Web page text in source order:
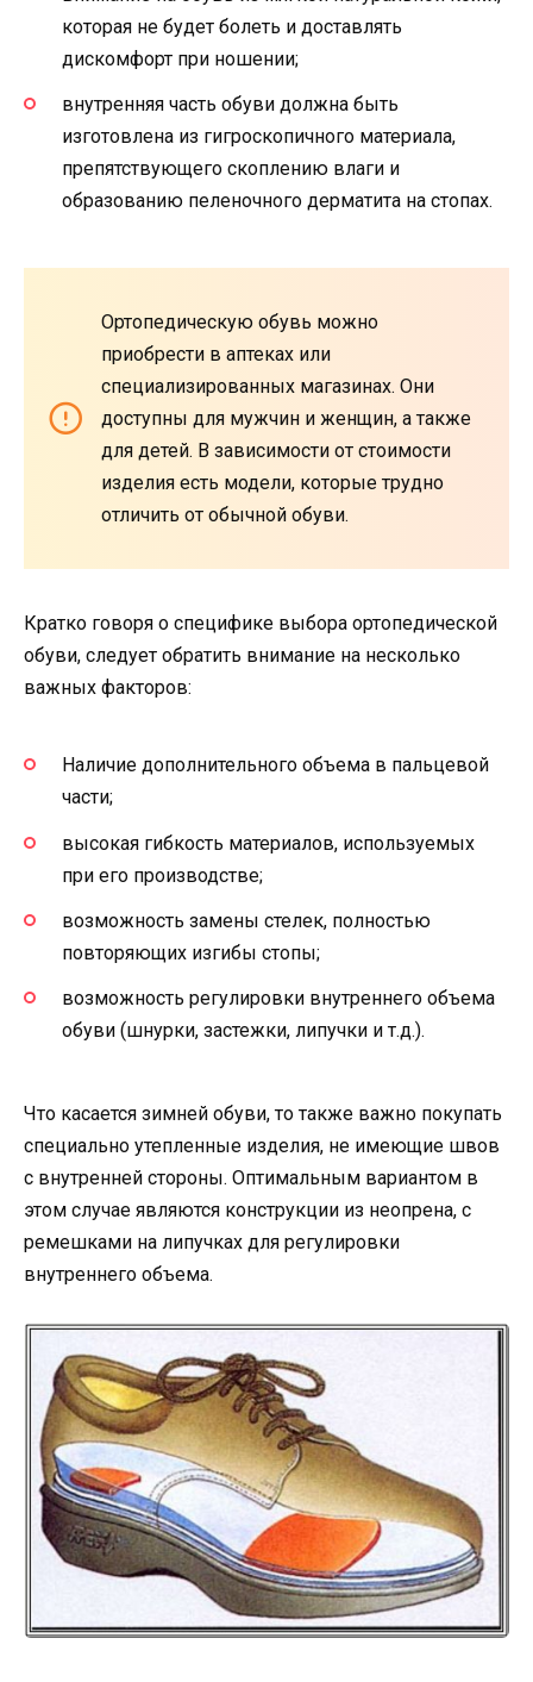
которая не будет болеть и доставлять
дискомфорт при ношении;
внутренняя часть обуви должна быть
изготовлена ​​из гигроскопичного материала,
препятствующего скоплению влаги и
образованию пеленочного дерматита на стопах.
Ортопедическую обувь можно
приобрести в аптеках или
специализированных магазинах. Они
доступны для мужчин и женщин, а также
для детей. В зависимости от стоимости
изделия есть модели, которые трудно
отличить от обычной обуви.
Кратко говоря о специфике выбора ортопедической
обуви, следует обратить внимание на несколько
важных факторов:
Наличие дополнительного объема в пальцевой
части;
высокая гибкость материалов, используемых
при его производстве;
возможность замены стелек, полностью
повторяющих изгибы стопы;
возможность регулировки внутреннего объема
обуви (шнурки, застежки, липучки и т.д.).
Что касается зимней обуви, то также важно покупать
специально утепленные изделия, не имеющие швов
с внутренней стороны. Оптимальным вариантом в
этом случае являются конструкции из неопрена, с
ремешками на липучках для регулировки
внутреннего объема.